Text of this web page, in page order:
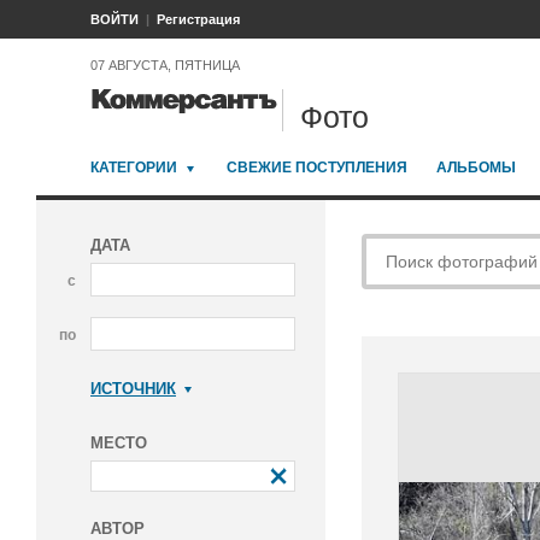
ВОЙТИ Регистрация
07 АВГУСТА, ПЯТНИЦА
Фото
КАТЕГОРИИ СВЕЖИЕ ПОСТУПЛЕНИЯ АЛЬБОМЫ
ДАТА
с
по
ИСТОЧНИК
МЕСТО
АВТОР